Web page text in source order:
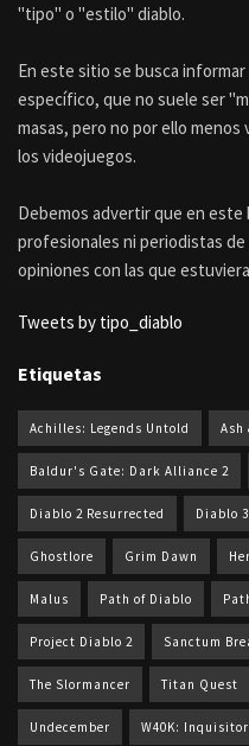
"tipo" o "estilo" diablo.
En este sitio se busca
específico, que no suele ser
masas, pero no por ello
los videojuegos.
Debemos advertir que en
profesionales ni periodistas
opiniones con las que
Tweets by tipo_diablo
Etiquetas
Achilles: Legends Untold Ash
Baldur's Gate: Dark Alliance 2
Diablo 2 Resurrected Diablo 3
Ghostlore Grim Dawn
Malus Path of Diablo
Project Diablo 2 Sanctum
The Slormancer Titan Quest
Undecember W40K: